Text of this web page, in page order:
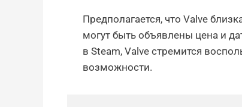
Предполагается, что Valve
могут быть объявлены цена и
в Steam, Valve стремится
возможности.